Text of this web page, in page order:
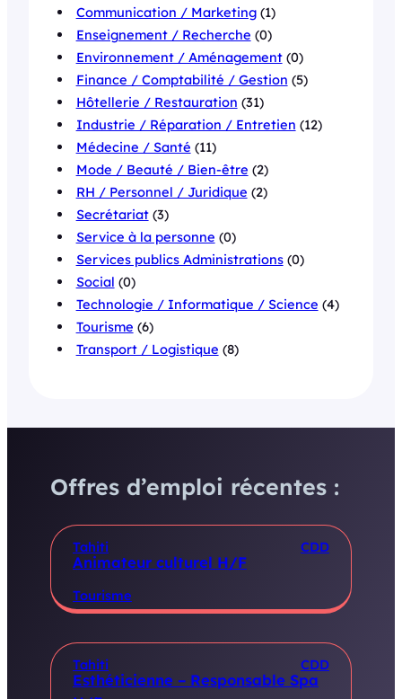
Communication / Marketing(1)
Enseignement / Recherche (0)
Environnement / Aménagement(0)
Finance / Comptabilité / Gestion (5)
Hôtellerie / Restauration (31)
Industrie / Réparation / Entretien (12)
Médecine / Santé (11)
Mode / Beauté / Bien-être (2)
RH / Personnel / Juridique (2)
Secrétariat(3)
Service à la personne (0)
Services publics Administrations(0)
Social (0)
Technologie / Informatique / Science (4)
Tourisme (6)
Transport / Logistique (8)
Offres d’emploi récentes :
Tahiti CDD
Animateur culturel H/F
Tourisme
Tahiti CDD
Esthéticienne – Responsable Spa